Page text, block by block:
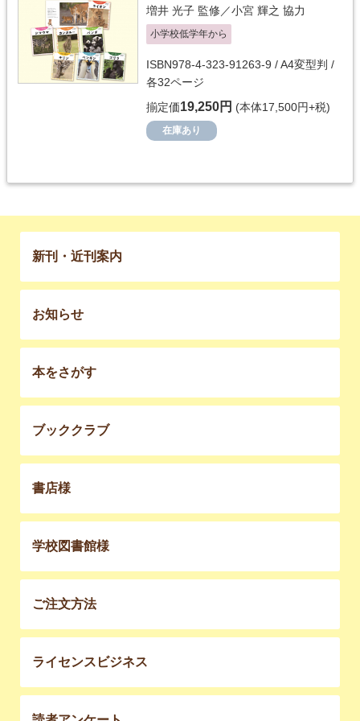
増井 光子 監修／小宮 輝之 協力
小学校低学年から
ISBN978-4-323-91263-9 / A4変型判 /
各32ページ
揃定価19,250円 (本体17,500円+税)
在庫あり
新刊・近刊案内
お知らせ
本をさがす
ブッククラブ
書店様
学校図書館様
ご注文方法
ライセンスビジネス